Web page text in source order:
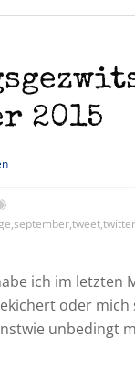
2015
,september,tweet,twitter
ich im letzten
oder mich
unbedingt